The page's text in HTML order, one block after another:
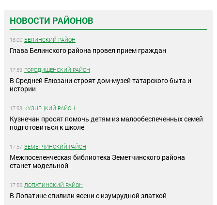
НОВОСТИ РАЙОНОВ
18:00 БЕЛИНСКИЙ РАЙОН
Глава Белинского района провел прием граждан
17:59 ГОРОДИЩЕНСКИЙ РАЙОН
В Средней Елюзани строят дом-музей татарского быта и
истории
17:58 КУЗНЕЦКИЙ РАЙОН
Кузнечан просят помочь детям из малообеспеченных семей
подготовиться к школе
17:57 ЗЕМЕТЧИНСКИЙ РАЙОН
Межпоселенческая библиотека Земетчинского района
станет модельной
17:56 ЛОПАТИНСКИЙ РАЙОН
В Лопатине спилили ясени с изумрудной златкой